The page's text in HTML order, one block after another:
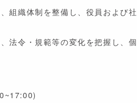
織体制を整備し、役員および社
法令・規範等の変化を把握し、